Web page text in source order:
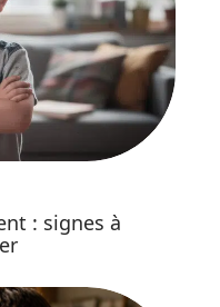
: signes à